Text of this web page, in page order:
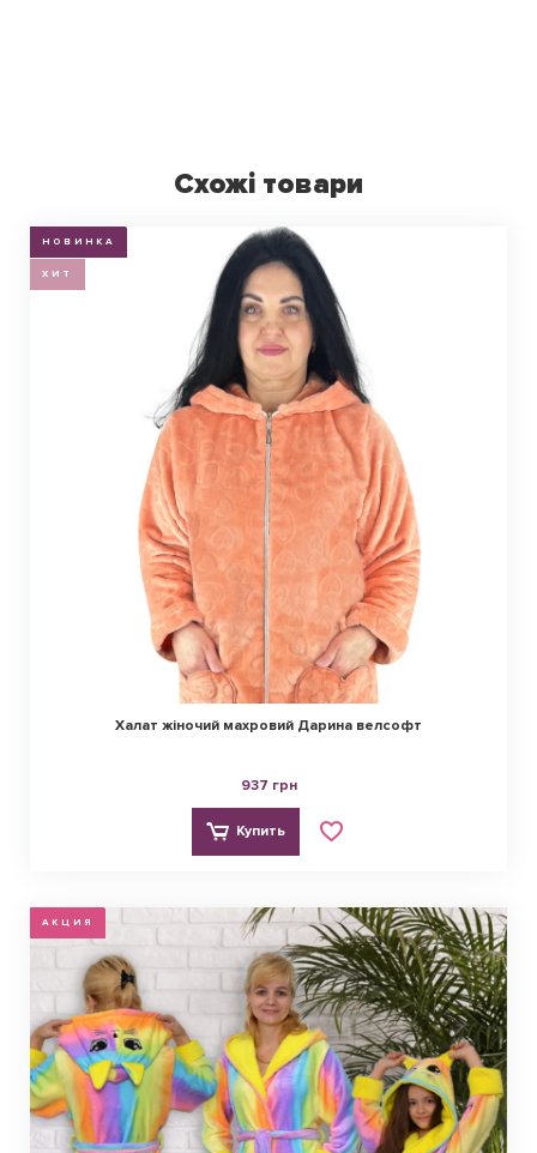
Схожі товари
НОВИНКА
ХИТ
Халат жіночий махровий Дарина велсофт
937 грн
Купить
АКЦИЯ